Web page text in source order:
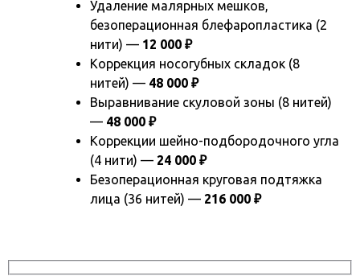
Удаление малярных мешков,
безоперационная блефаропластика (2
нити) — 12 000 ₽
Коррекция носогубных складок (8
нитей) — 48 000 ₽
Выравнивание скуловой зоны (8 нитей)
— 48 000 ₽
Коррекции шейно-подбородочного угла
(4 нити) — 24 000 ₽
Безоперационная круговая подтяжка
лица (36 нитей) — 216 000 ₽